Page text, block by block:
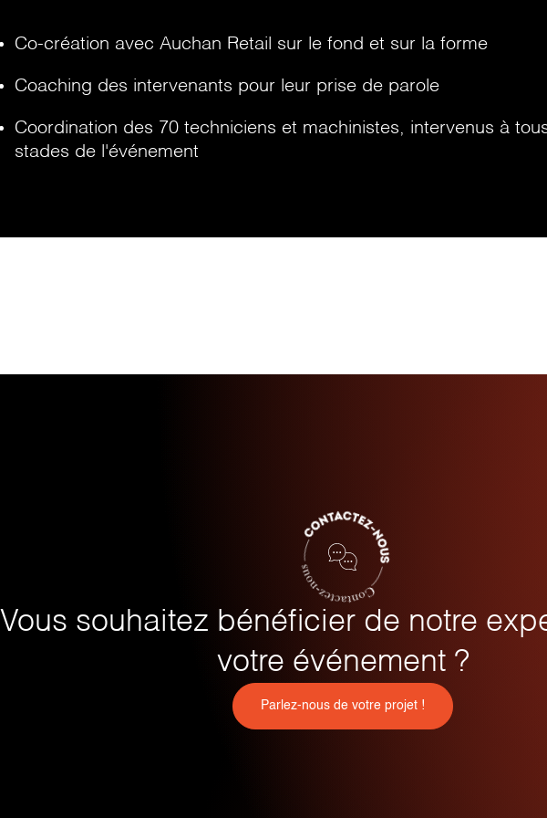
Co-création avec Auchan Retail sur le fond et sur la forme
Coaching des intervenants pour leur prise de parole
Coordination des 70 techniciens et machinistes, intervenus à
stades de l'événement
Vous souhaitez bénéficier de notre
votre événement ?
Parlez-nous de votre projet !